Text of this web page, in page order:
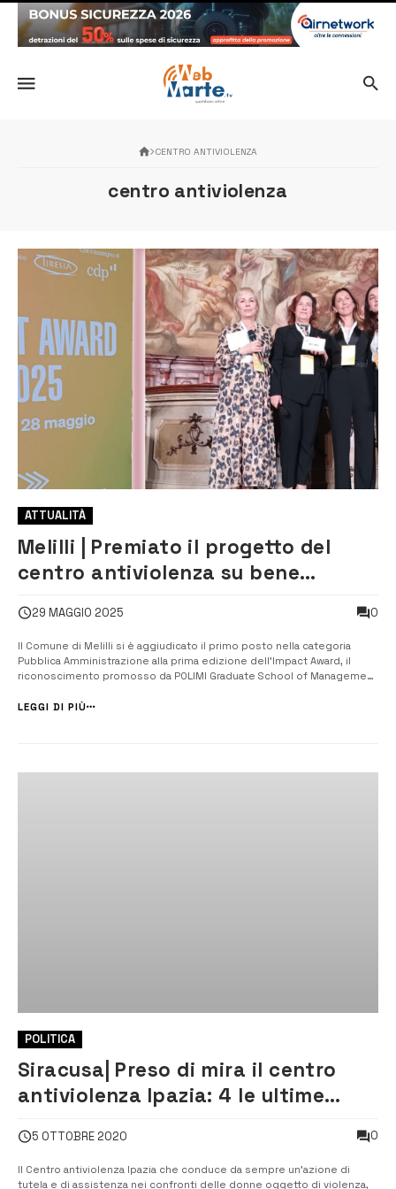
CENTRO ANTIVIOLENZA
centro antiviolenza
ATTUALITÀ
Melilli | Premiato il progetto del
centro antiviolenza su bene
29 MAGGIO 2025 0
Il Comune di Melilli si è aggiudicato il primo posto nella categoria
Pubblica Amministrazione alla prima edizione dell’Impact Award, il
riconoscimento promosso da POLIMI Graduate School of Management
il supporto di Cassa Depositi e Prestiti, che premia i progetti a pi...
LEGGI DI PIÙ
POLITICA
Siracusa| Preso di mira il centro
antiviolenza Ipazia: 4 le ultime
5 OTTOBRE 2020 0
Il Centro antiviolenza Ipazia che conduce da sempre un’azione di
tutela e di assistenza nei confronti delle donne oggetto di violenza,